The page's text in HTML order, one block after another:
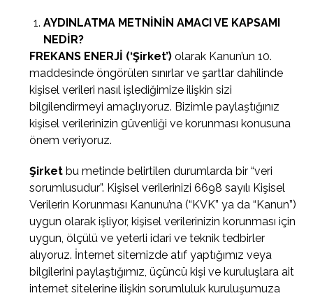
AYDINLATMA METNİNİN AMACI VE KAPSAMI
NEDİR?
FREKANS ENERJİ (‘Şirket’)olarak Kanun’un 10.
maddesinde öngörülen sınırlar ve şartlar dahilinde
kişisel verileri nasıl işlediğimize ilişkin sizi
bilgilendirmeyi amaçlıyoruz. Bizimle paylaştığınız
kişisel verilerinizin güvenliği ve korunması konusuna
önem veriyoruz.
Şirket bu metinde belirtilen durumlarda bir “veri
sorumlusudur”. Kişisel verilerinizi 6698 sayılı Kişisel
Verilerin Korunması Kanunu’na (“KVK” ya da “Kanun”)
uygun olarak işliyor, kişisel verilerinizin korunması için
uygun, ölçülü ve yeterli idari ve teknik tedbirler
alıyoruz. İnternet sitemizde atıf yaptığımız veya
bilgilerini paylaştığımız, üçüncü kişi ve kuruluşlara ait
internet sitelerine ilişkin sorumluluk kuruluşumuza